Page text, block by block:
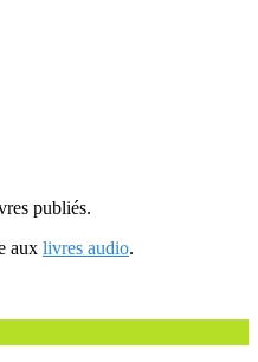
publiés.
aux livres audio.